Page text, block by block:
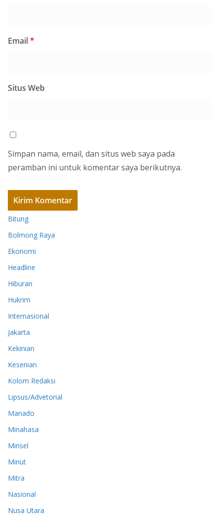
Email*
Situs Web
Simpan nama, email, dan situs web saya pada
peramban ini untuk komentar saya berikutnya.
Bitung
Bolmong Raya
Ekonomi
Headline
Hiburan
Hukrim
Internasional
Jakarta
Kekinian
Kesenian
Kolom Redaksi
Lipsus/Advetorial
Manado
Minahasa
Minsel
Minut
Mitra
Nasional
Nusa Utara